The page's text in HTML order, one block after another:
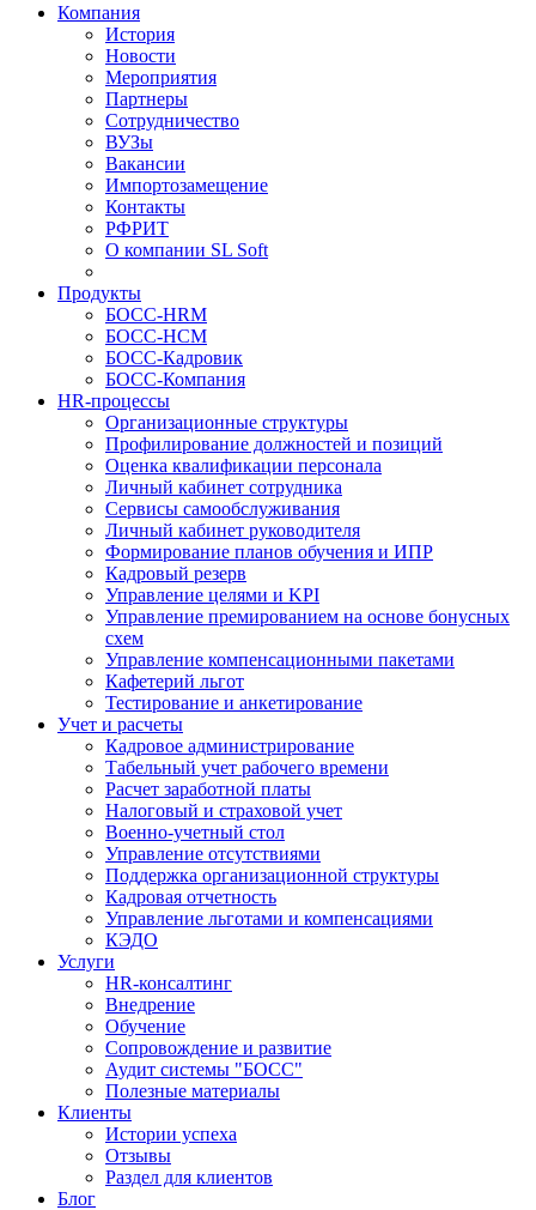
Компания
История
Новости
Мероприятия
Партнеры
Сотрудничество
ВУЗы
Вакансии
Импортозамещение
Контакты
РФРИТ
О компании SL Soft
Продукты
БОСС-HRM
БОСС-HCM
БОСС-Кадровик
БОСС-Компания
HR-процессы
Организационные структуры
Профилирование должностей и позиций
Оценка квалификации персонала
Личный кабинет сотрудника
Сервисы самообслуживания
Личный кабинет руководителя
Формирование планов обучения и ИПР
Кадровый резерв
Управление целями и KPI
Управление премированием на основе бонусных
схем
Управление компенсационными пакетами
Кафетерий льгот
Тестирование и анкетирование
Учет и расчеты
Кадровое администрирование
Табельный учет рабочего времени
Расчет заработной платы
Налоговый и страховой учет
Военно-учетный стол
Управление отсутствиями
Поддержка организационной структуры
Кадровая отчетность
Управление льготами и компенсациями
КЭДО
Услуги
HR-консалтинг
Внедрение
Обучение
Сопровождение и развитие
Аудит системы "БОСС"
Полезные материалы
Клиенты
Истории успеха
Отзывы
Раздел для клиентов
Блог